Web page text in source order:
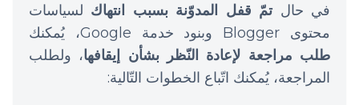
في حالتمّ قفل المدوّنة بسبب انتهاك لسياسات
محتوى Blogger وبنود خدمة Google، يُمكنك
طلب مراجعة لإعادة النّظر بشأن إيقافها، ولطلب
المراجعة، يُمكنك اتّباع الخطوات التّالية: